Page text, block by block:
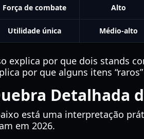
Força de combate Alto
Utilidade única Médio-alto
explica por que dois stands
por que alguns itens
Detalhada
está uma interpretação
em 2026.